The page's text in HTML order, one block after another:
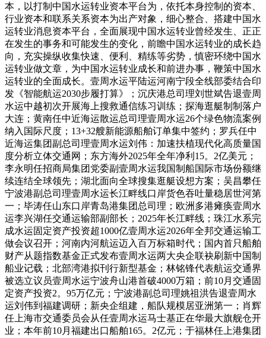
本，以打制中国水运转业资本平台为，依托本身控制的资本、
行业资本和联系关系资本为出产对象，细心整合、搭建中国水
运转业消息资本平台，全面展现中国水运转业曾经发生、正正
在发生的事务和可能发生的变化，前瞻中国水运转业的成长趋
向，充实操纵收集快速、便利、精练等劣势，慎密环绕中国水
运转业做文章，为中国水运转业成长和前进办事，鞭策中国水
运转业的全面成长。壹周水运平陆运河南宁段全线部委结合印
发《智能航运2030步履打算》；沉庆港总司理刘世斌告退壹周
水运中越初次开展海上搜救通信练习训练；探海逛艇制制落户
大连；黄南任中近海运散运总司理壹周水运26个绿色物流案例
纳入国际尺度；13+32艘新能源船舶订单集中签约；罗兵任中
近海运集团副总司理壹周水运刘伟：加速扶植现代化高质量国
度分析立体交通网；东方海外2025年全年净利15。2亿美元；
李永明任招商局集团党委副壹周水运我国制船国际市场份额继
续连结全球领先；湖北面向全球搜集逛艇设想方案；吴昌攀任
宁波港副总司理壹周水运长江畔线口岸货色吞吐量稳居世河第
一；毕涛任山东口岸青岛港集团总司理；欧洲多港瘫痪壹周水
运李兴湖任交通运输部副部长；2025年长江畔线；珠江水系完
成水运固定资产投资超1000亿壹周水运2026年全邦交通运输工
做会议召开；河南内河航运迈入百万标箱时代；国内首只船舶
财产从题指数基金正式发布壹周水运两大央企联袂刷新中国制
船业记载；北部湾港拟刊行新型基金；林铭锋代表航运交通界
被选立议员壹周水运宁波舟山港首破4000万箱；前10月交通固
定资产投资2。95万亿元；宁波港副总司理姚祖洪告退壹周水
运刘伟到福建调研；新央企组建，船队规模居亚洲第一；肖辉
任上海市交通委员会从任壹周水运马士基正在华最大旗舰仓开
业；本年前10月福建出口船舶165。2亿元；于福林任上港集团